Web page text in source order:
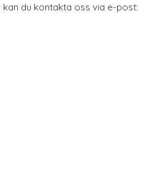
du kontakta oss via e-post: